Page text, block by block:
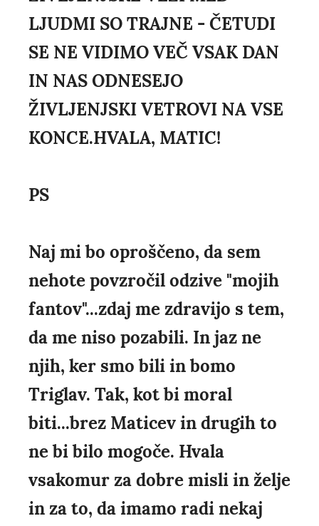
LJUDMI SO TRAJNE - ČETUDI
SE NE VIDIMO VEČ VSAK DAN
IN NAS ODNESEJO
ŽIVLJENJSKI VETROVI NA VSE
KONCE.HVALA, MATIC!
PS
Naj mi bo oproščeno, da sem
nehote povzročil odzive "mojih
fantov"...zdaj me zdravijo s tem,
da me niso pozabili. In jaz ne
njih, ker smo bili in bomo
Triglav. Tak, kot bi moral
biti...brez Maticev in drugih to
ne bi bilo mogoče. Hvala
vsakomur za dobre misli in želje
in za to, da imamo radi nekaj